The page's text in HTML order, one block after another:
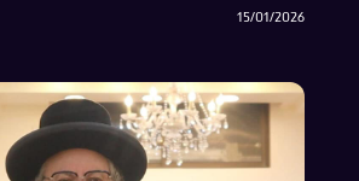
15/01/2026